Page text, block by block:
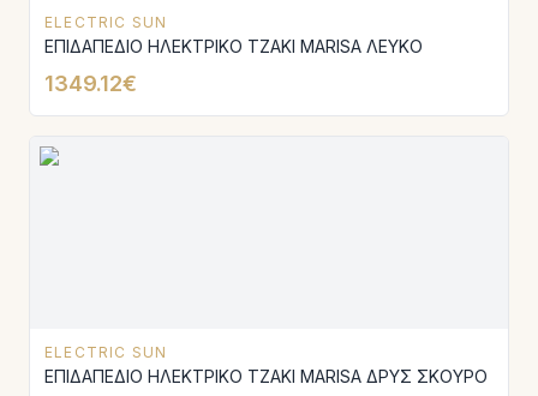
ELECTRIC SUN
ΕΠΙΔΑΠΕΔΙΟ ΗΛΕΚΤΡΙΚΟ ΤΖΑΚΙ MARISA ΛΕΥΚΟ
1349.12€
ELECTRIC SUN
ΕΠΙΔΑΠΕΔΙΟ ΗΛΕΚΤΡΙΚΟ ΤΖΑΚΙ MARISA ΔΡΥΣ ΣΚΟΥΡΟ